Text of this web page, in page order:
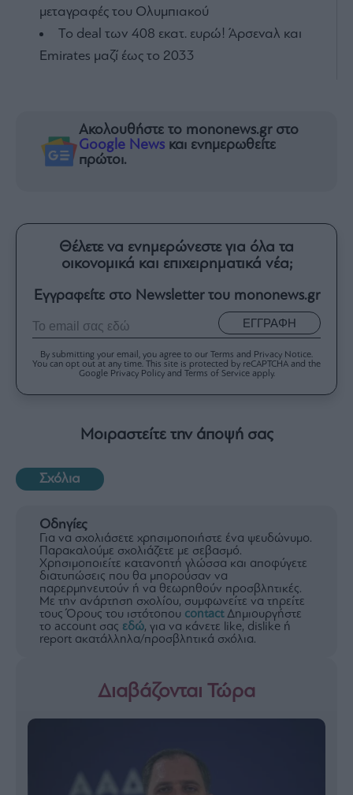
μεταγραφές του Ολυμπιακού
To deal των 408 εκατ. ευρώ! Άρσεναλ και
Emirates μαζί έως το 2033
Ακολουθήστε το mononews.gr στο
Google News και ενημερωθείτε
πρώτοι.
Θέλετε να ενημερώνεστε για όλα τα
οικονομικά και επιχειρηματικά νέα;
Εγγραφείτε στο Newsletter του mononews.gr
ΕΓΓΡΑΦΗ
By submitting your email, you agree to our Terms and Privacy Notice.
You can opt out at any time. This site is protected by reCAPTCHA and the
Google Privacy Policy and Terms of Service apply.
Μοιραστείτε την άποψή σας
Σχόλια
Οδηγίες
Για να σχολιάσετε χρησιμοποιήστε ένα ψευδώνυμο.
Παρακαλούμε σχολιάζετε με σεβασμό.
Χρησιμοποιείτε κατανοητή γλώσσα και αποφύγετε
διατυπώσεις που θα μπορούσαν να
παρερμηνευτούν ή να θεωρηθούν προσβλητικές.
Με την ανάρτηση σχολίου, συμφωνείτε να τηρείτε
τους Όρους του ιστότοπου contactΔημιουργήστε
το account σας εδώ, για να κάνετε like, dislike ή
report ακατάλληλα/προσβλητικά σχόλια.
Διαβάζονται Τώρα